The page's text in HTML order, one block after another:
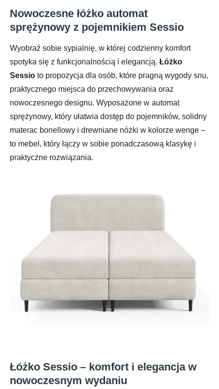
Nowoczesne łóżko automat
sprężynowy z pojemnikiem Sessio
Wyobraź sobie sypialnię, w której codzienny komfort
spotyka się z funkcjonalnością i elegancją. Łóżko
Sessio to propozycja dla osób, które pragną wygody snu,
praktycznego miejsca do przechowywania oraz
nowoczesnego designu. Wyposażone w automat
sprężynowy, który ułatwia dostęp do pojemników, solidny
materac bonellowy i drewniane nóżki w kolorze wenge –
to mebel, który łączy w sobie ponadczasową klasykę i
praktyczne rozwiązania.
Łóżko Sessio – komfort i elegancja w
nowoczesnym wydaniu